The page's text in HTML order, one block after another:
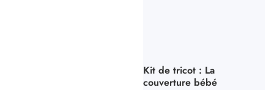
Kit de tricot : La
couverture bébé